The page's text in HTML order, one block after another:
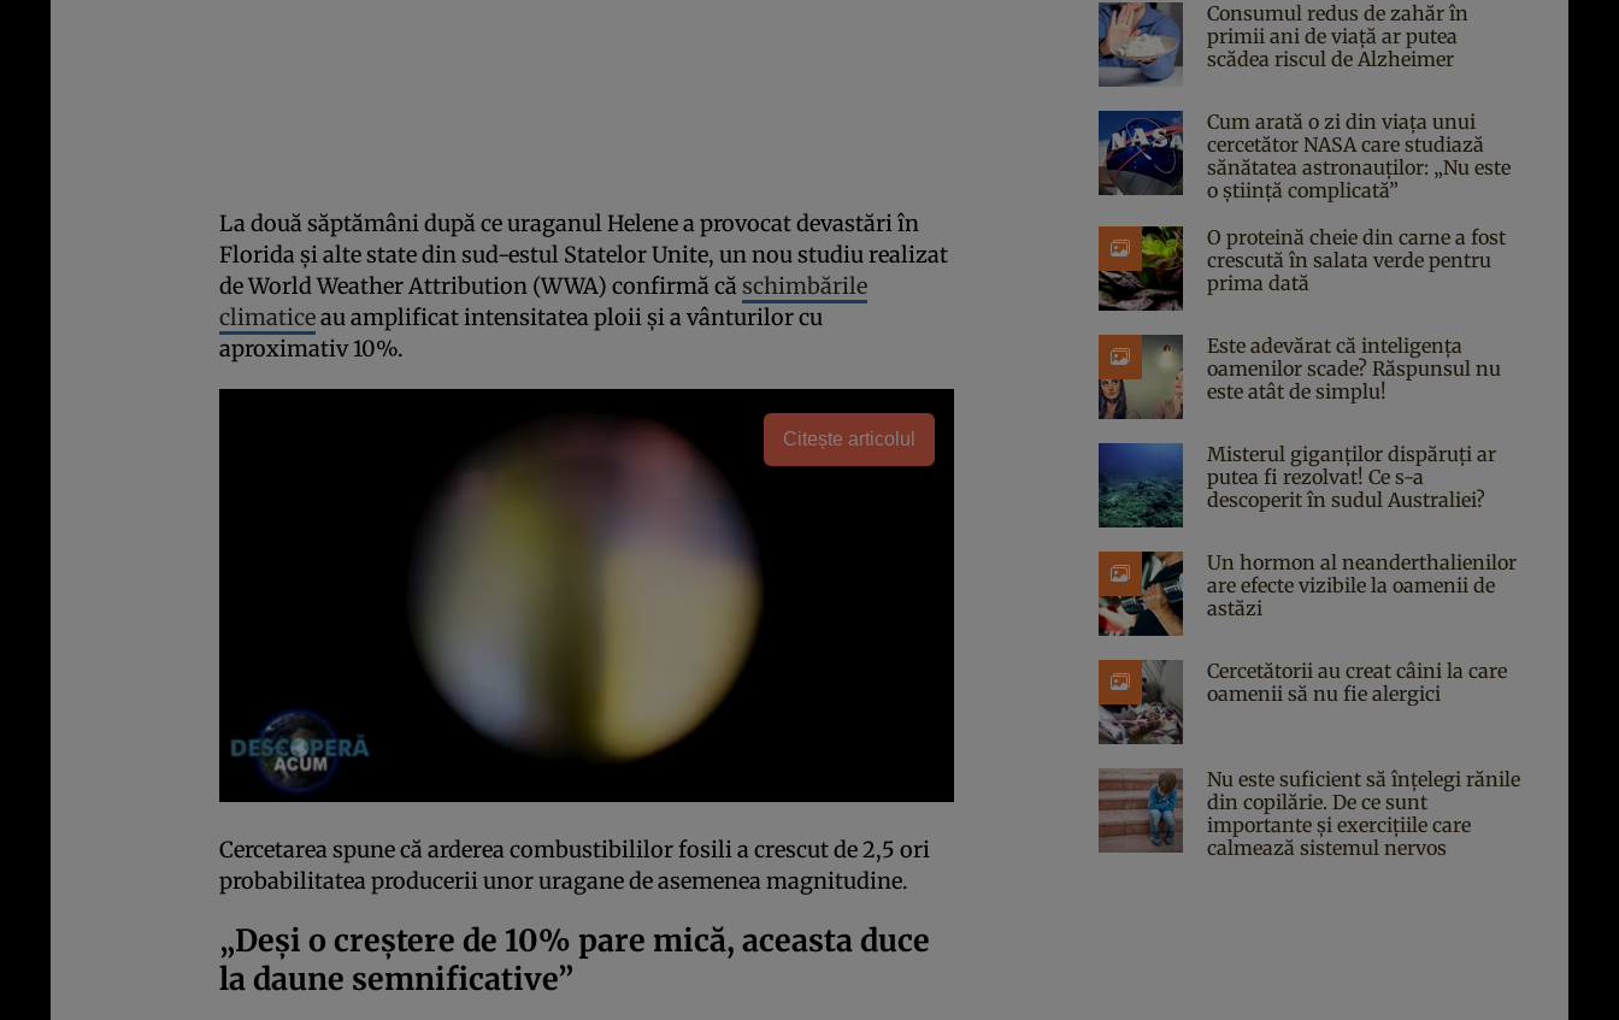
La două săptămâni după ce uraganul Helene a provocat devastări în
Florida și alte state din sud-estul Statelor Unite, un nou studiu realizat
de World Weather Attribution (WWA) confirmă că schimbările
climaticeau amplificat intensitatea ploii și a vânturilor cu
aproximativ 10%.
Citește articolul
Cercetarea spune că arderea combustibililor fosili a crescut de 2,5 ori
probabilitatea producerii unor uragane de asemenea magnitudine.
„Deși o creștere de 10% pare mică, aceasta duce
la daune semnificative”
Consumul redus de zahăr în
primii ani de viață ar putea
scădea riscul de Alzheimer
Cum arată o zi din viața unui
cercetător NASA care studiază
sănătatea astronauților: „Nu este
o știință complicată”
O proteină cheie din carne a fost
crescută în salata verde pentru
prima dată
Este adevărat că inteligența
oamenilor scade? Răspunsul nu
este atât de simplu!
Misterul giganților dispăruți ar
putea fi rezolvat! Ce s-a
descoperit în sudul Australiei?
Un hormon al neanderthalienilor
are efecte vizibile la oamenii de
astăzi
Cercetătorii au creat câini la care
oamenii să nu fie alergici
Nu este suficient să înțelegi rănile
din copilărie. De ce sunt
importante și exercițiile care
calmează sistemul nervos